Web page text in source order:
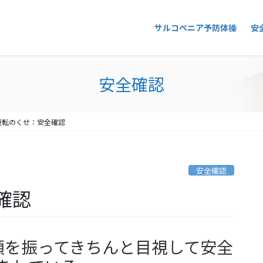
サルコペニア予防体操 安
安全確認
のくせ：安全確認
安全確認
認
振ってきちんと目視して安全